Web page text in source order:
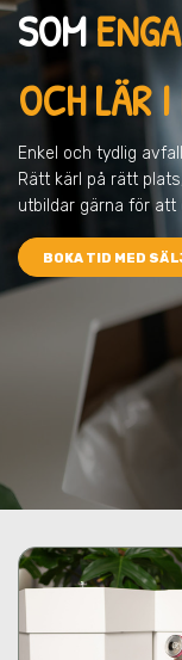
SOM
OCH LÄR
Enkel och tydlig
Rätt kärl på rätt
utbildar gärna för att
BOKA TID MED